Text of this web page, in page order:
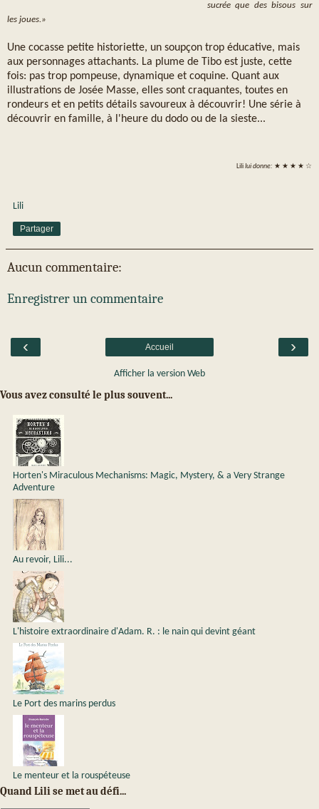
sucrée que des bisous sur
les joues.»
Une cocasse petite historiette, un soupçon trop éducative, mais
aux personnages attachants. La plume de Tibo est juste, cette
fois: pas trop pompeuse, dynamique et coquine. Quant aux
illustrations de Josée Masse, elles sont craquantes, toutes en
rondeurs et en petits détails savoureux à découvrir! Une série à
découvrir en famille, à l'heure du dodo ou de la sieste...
Lililui donne: ★ ★ ★ ★ ☆
Lili
Partager
Aucun commentaire:
Enregistrer un commentaire
‹ ›
Accueil
Afficher la version Web
Vous avez consulté le plus souvent...
Horten's Miraculous Mechanisms: Magic, Mystery, & a Very Strange
Adventure
Au revoir, Lili...
L'histoire extraordinaire d'Adam. R. : le nain qui devint géant
Le Port des marins perdus
Le menteur et la rouspéteuse
Quand Lili se met au défi...